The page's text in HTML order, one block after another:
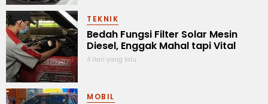
TEKNIK
Bedah Fungsi Filter Solar Mesin
Diesel, Enggak Mahal tapi Vital
4 Hari yang lalu
MOBIL